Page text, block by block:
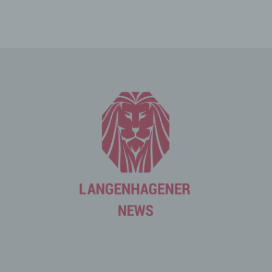
Browsertypen und Versionen, (2) das vom zugreifenden
System verwendete Betriebssystem, (3) die
Internetseite, von welcher ein zugreifendes System auf
unsere Internetseite gelangt (sogenannte Referrer), (4)
die Unterwebseiten, welche über ein zugreifendes
System auf unserer Internetseite angesteuert werden,
(5) das Datum und die Uhrzeit eines Zugriffs auf die
Internetseite, (6) eine Internet-Protokoll-Adresse (IP-
Adresse), (7) der Internet-Service-Provider des
zugreifenden Systems und (8) sonstige ähnliche Daten